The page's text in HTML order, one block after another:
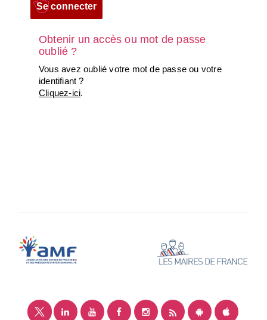
Obtenir un accès ou mot de passe
oublié ?
Vous avez oublié votre mot de passe ou votre
identifiant ?
Cliquez-ici.